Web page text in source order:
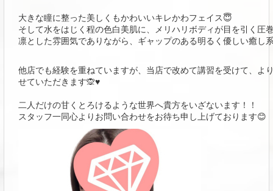
大きな瞳に整った美しくもかわいいキレかわフェイス😇
そして水をはじく程の色白美肌に、メリハリボディが目を引く圧
凛とした雰囲気でありながら、ギャップのある明るく優しい癒し
他店でも経験を重ねていますが、当店で改めて講習を受けて、よ
せていただきます🙊♥
二人だけの甘くとろけるような世界へ貴方をいざないます！！
スタッフ一同心よりお問い合わせをお待ち申し上げております😊